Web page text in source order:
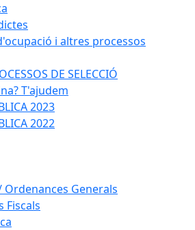
i altres processos
DE SELECCIÓ
T'ajudem
2023
2022
Generals
Fiscals